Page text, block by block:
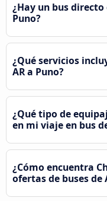
¿Hay un bus
Puno?
¿Qué servicios
AR a Puno?
¿Qué tipo de
en mi viaje en bus
¿Cómo encuentra
ofertas de buses de